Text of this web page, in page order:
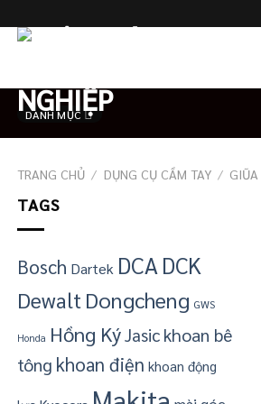
DANH MỤC
TRANG CHỦ / DỤNG CỤ CẦM TAY / GIŨA
TAGS
Bosch Dartek DCA DCK
Dewalt Dongcheng GWS
Honda Hồng KýJasic khoan bê
tông khoan điện khoan động